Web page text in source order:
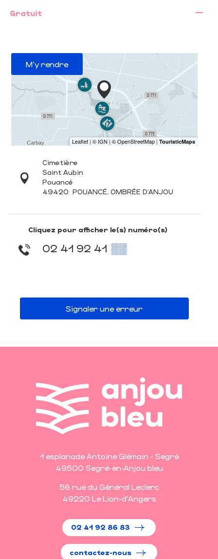
Gratuit —
M'y rendre
Cimetière
Saint Aubin
Pouancé
49420 POUANCÉ, OMBRÉE D'ANJOU
Cliquez pour afficher le(s) numéro(s)
02 41 92 41 ▒▒
Signaler une erreur
1 esplanade Antoine Glémain - Segré
49500 Segré-en-Anjou bleu
56 rue du Général Leclerc
49220 Le Lion-d'Angers
02 41 92 86 83
contactez-nous